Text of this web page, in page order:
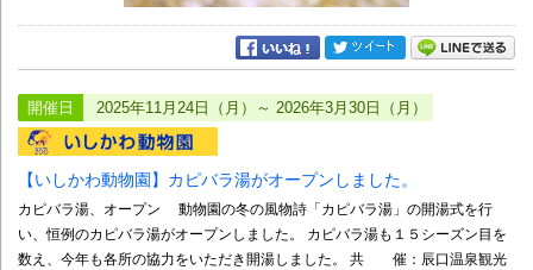
開催日 2025年11月24日（月）～ 2026年3月30日（月）
【いしかわ動物園】カピバラ湯がオープンしました。
カピバラ湯、オープン 動物園の冬の風物詩「カピバラ湯」の開湯式を行
い、恒例のカピバラ湯がオープンしました。 カピバラ湯も１５シーズン目を
数え、今年も各所の協力をいただき開湯しました。 共 催：辰口温泉観光